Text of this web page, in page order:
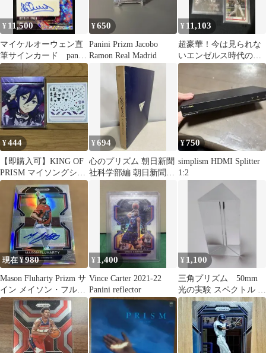
¥ 11,500
マイケルオーウェン直
筆サインカード panini
prizm
¥650
Panini Prizm Jacobo
Ramon Real Madrid
¥ 11,103
超豪華！今は見られな
いエンゼルス時代の
Taylor Wardセット ウォ
¥444
【即購入可】KING OF
PRISM マイソングシン
グルシリーズ 涼野ユウ
¥694
心のプリズム 朝日新聞
社科学部編 朝日新聞社
¥750
simplism HDMI Splitter
1:2
現在 ¥980
Mason Fluharty Prizm サ
イン メイソン・フルハ
ティ Auto
¥ 1,400
Vince Carter 2021-22
Panini reflector
¥ 1,100
三角プリズム 50mm
光の実験 スペクトル 送
料込 送料無料